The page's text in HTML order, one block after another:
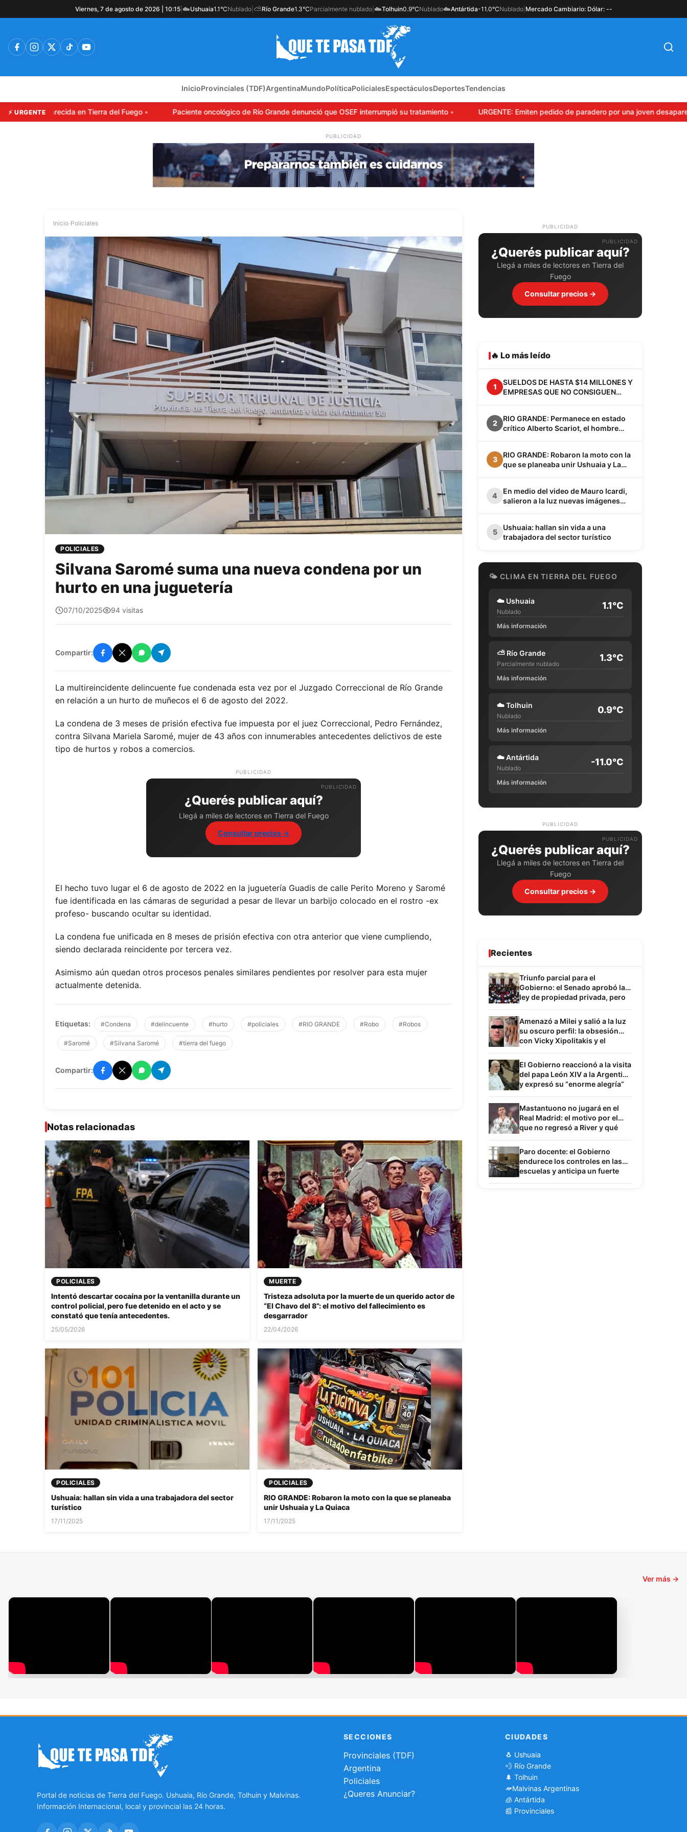
Viernes, 7 de agosto de 2026 | 10:15| ☁️Ushuaia1.1°CNublado| ⛅Río Grande1.3°CParcialmente nublado| ☁️Tolhuin0.9°CNublado☁️Antártida-11.0°CNublado| Mercado Cambiario: Dólar: --
InicioProvinciales (TDF)ArgentinaMundoPolíticaPolicialesEspectáculosDeportesTendencias
⚡ URGENTE
desaparecida en Tierra del Fuego Paciente oncológico de Río Grande denunció que OSEF interrumpió su tratamiento URGENTE: Emiten pedido de paradero por una joven
Inicio Policiales
POLICIALES
Silvana Saromé suma una nueva condena por un
hurto en una juguetería
quetepasa1
07/10/2025 94 visitas
Compartir:
La multireincidente delincuente fue condenada esta vez por el Juzgado Correccional de Río Grande
en relación a un hurto de muñecos el 6 de agosto del 2022.
La condena de 3 meses de prisión efectiva fue impuesta por el juez Correccional, Pedro Fernández,
contra Silvana Mariela Saromé, mujer de 43 años con innumerables antecedentes delictivos de este
tipo de hurtos y robos a comercios.
PUBLICIDAD
¿Querés publicar aquí?
Llegá a miles de lectores en Tierra del Fuego
Consultar precios →
El hecho tuvo lugar el 6 de agosto de 2022 en la juguetería Guadis de calle Perito Moreno y Saromé
fue identificada en las cámaras de seguridad a pesar de llevar un barbijo colocado en el rostro -ex
profeso- buscando ocultar su identidad.
La condena fue unificada en 8 meses de prisión efectiva con otra anterior que viene cumpliendo,
siendo declarada reincidente por tercera vez.
Asimismo aún quedan otros procesos penales similares pendientes por resolver para esta mujer
actualmente detenida.
Etiquetas: #Condena #delincuente #hurto #policiales #RIO GRANDE #Robo #Robos
#Saromé #Silvana Saromé #tierra del fuego
Compartir:
Notas relacionadas
POLICIALES
Intentó descartar cocaína por la ventanilla durante un
control policial, pero fue detenido en el acto y se
constató que tenía antecedentes.
25/05/2026
MUERTE
Tristeza adsoluta por la muerte de un querido actor de
“El Chavo del 8”: el motivo del fallecimiento es
desgarrador
22/04/2026
POLICIALES
Ushuaia: hallan sin vida a una trabajadora del sector
turístico
17/11/2025
POLICIALES
RIO GRANDE: Robaron la moto con la que se planeaba
unir Ushuaia y La Quiaca
17/11/2025
PUBLICIDAD
¿Querés publicar aquí?
Llegá a miles de lectores en Tierra del
Fuego
Consultar precios →
🔥 Lo más leído
1
SUELDOS DE HASTA $14 MILLONES Y
EMPRESAS QUE NO CONSIGUEN
PATAGONIA
2
RIO GRANDE: Permanece en estado
crítico Alberto Scariot, el hombre
3
RIO GRANDE: Robaron la moto con la
que se planeaba unir Ushuaia y La
4
En medio del video de Mauro Icardi,
salieron a la luz nuevas imágenes
5
Ushuaia: hallan sin vida a una
trabajadora del sector turístico
🌤 CLIMA EN TIERRA DEL FUEGO
☁️ Ushuaia
Nublado
1.1°C
Más información
⛅ Río Grande
Parcialmente nublado
1.3°C
Más información
☁️Tolhuin
Nublado
0.9°C
Más información
☁️Antártida
Nublado
-11.0°C
Más información
PUBLICIDAD
¿Querés publicar aquí?
Llegá a miles de lectores en Tierra del
Fuego
Consultar precios →
Recientes
Triunfo parcial para el
Gobierno: el Senado aprobó la
ley de propiedad privada, pero
Fuego
Amenazó a Milei y salió a la luz
su oscuro perfil: la obsesión
con Vicky Xipolitakis y el
Sabag Montiel
El Gobierno reaccionó a la visita
del papa León XIV a la Argentina
y expresó su “enorme alegría”
Mastantuono no jugará en el
Real Madrid: el motivo por el
que no regresó a River y qué
próximo destino
Paro docente: el Gobierno
endurece los controles en las
escuelas y anticipa un fuerte
Ver más →
Portal de noticias de Tierra del Fuego. Ushuaia, Río Grande, Tolhuin y Malvinas.
Información Internacional, local y provincial las 24 horas.
SECCIONES
Provinciales (TDF)
Argentina
Policiales
¿Queres Anunciar?
CIUDADES
🐧 Ushuaia
💨 Río Grande
🌲 Tolhuin
Malvinas Argentinas
🧊 Antártida
📰 Provinciales